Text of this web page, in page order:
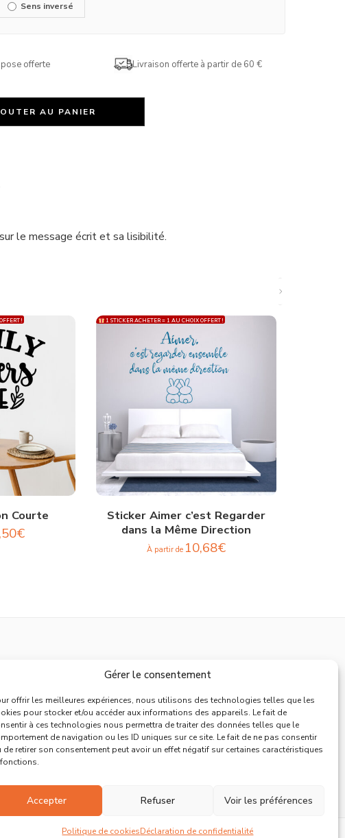
Gérer le consentement
offrir les meilleures expériences, nous utilisons des technologies telles que les
pour stocker et/ou accéder aux informations des appareils. Le fait de
à ces technologies nous permettra de traiter des données telles que le
de navigation ou les ID uniques sur ce site. Le fait de ne pas consentir
de retirer son consentement peut avoir un effet négatif sur certaines caractéristiques
Accepter Refuser Voir les préférences
Politique de cookiesDéclaration de confidentialité
Sens inversé
offerte Livraison offerte à partir de 60 €
AU PANIER
le message écrit et sa lisibilité.
!
Courte
€
1 STICKER ACHETER = 1 AU CHOIX OFFERT !
Sticker Aimer c’est Regarder
dans la Même Direction
À partir de 10,68€
Support
Mentions Légales
Politique de Retours
Conditions Générales de Vente